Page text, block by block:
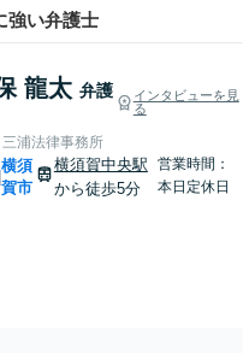
強い弁護士
龍太 弁護
インタビューを見
る
浦法律事務所
横須
賀市
横須賀中央駅
から徒歩5分
営業時間：
本日定休日